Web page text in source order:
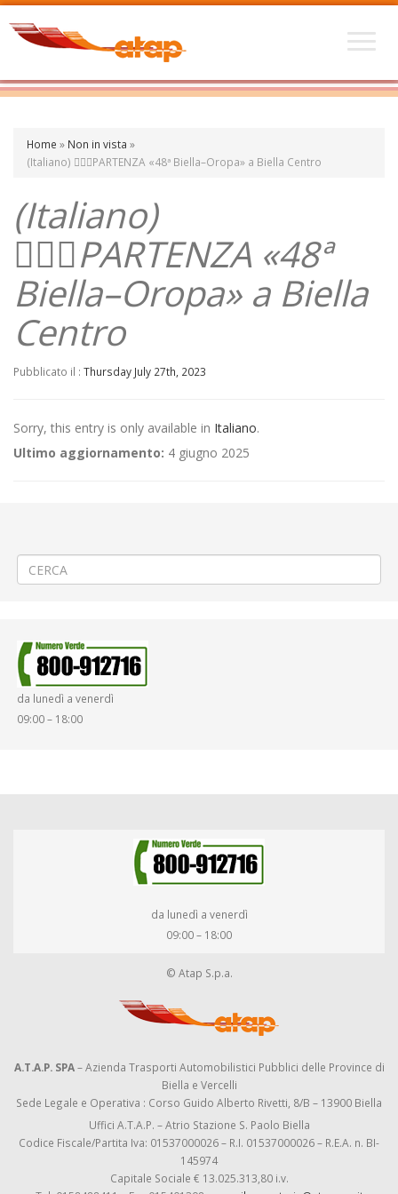
Home » Non in vista »
(Italiano) 🏃🏽‍♀️PARTENZA «48ª Biella–Oropa» a Biella Centro
(Italiano)
🏃🏽‍♀️PARTENZA «48ª
Biella–Oropa» a Biella
Centro
Pubblicato il : Thursday July 27th, 2023
Sorry, this entry is only available in Italiano.
Ultimo aggiornamento: 4 giugno 2025
da lunedì a venerdì
09:00 – 18:00
da lunedì a venerdì
09:00 – 18:00
© Atap S.p.a.
A.T.A.P. SPA– Azienda Trasporti Automobilistici Pubblici delle Province di
Biella e Vercelli
Sede Legale e Operativa : Corso Guido Alberto Rivetti, 8/B – 13900 Biella
Uffici A.T.A.P. – Atrio Stazione S. Paolo Biella
Codice Fiscale/Partita Iva: 01537000026 – R.I. 01537000026 – R.E.A. n. BI-
145974
Capitale Sociale € 13.025.313,80 i.v.